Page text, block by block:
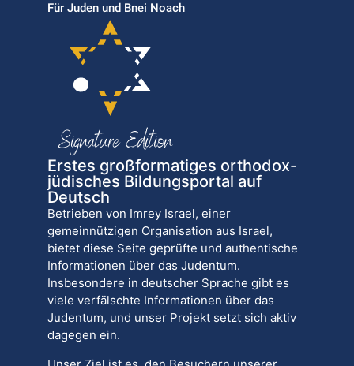
Für Juden und Bnei Noach
Erstes großformatiges orthodox-
jüdisches Bildungsportal auf
Deutsch
Betrieben von Imrey Israel, einer
gemeinnützigen Organisation aus Israel,
bietet diese Seite geprüfte und authentische
Informationen über das Judentum.
Insbesondere in deutscher Sprache gibt es
viele verfälschte Informationen über das
Judentum, und unser Projekt setzt sich aktiv
dagegen ein.